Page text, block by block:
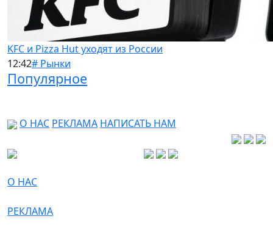
KFC и Pizza Hut уходят из России
12:42# Рынки
Популярное
О НАС РЕКЛАМА НАПИСАТЬ НАМ
О НАС
РЕКЛАМА